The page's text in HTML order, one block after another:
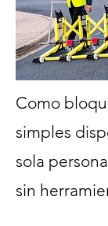
Como
simples
sola
sin